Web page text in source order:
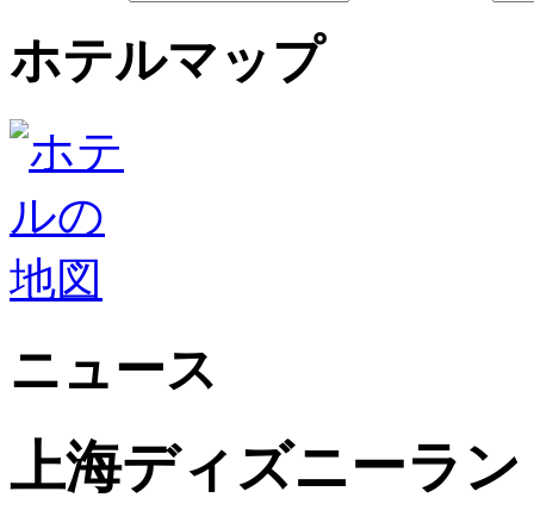
ホテルマップ
ニュース
上海ディズニーラ